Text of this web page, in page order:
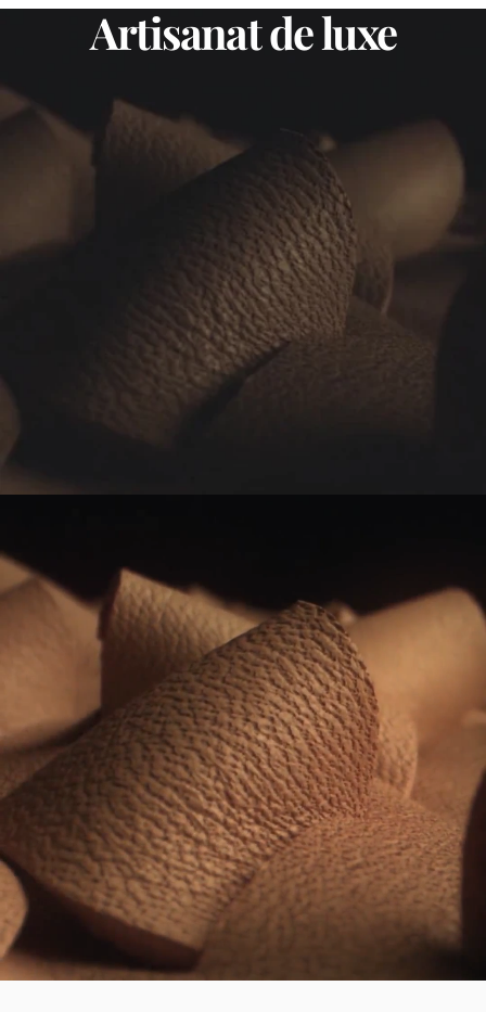
Artisanatdeluxe